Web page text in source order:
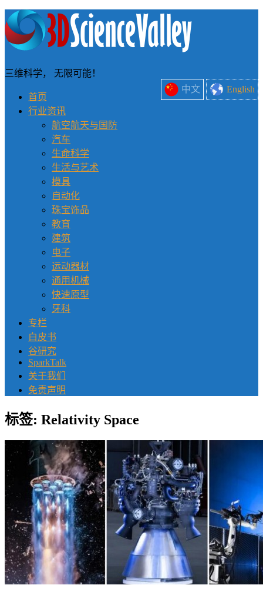
中文 English
三维科学， 无限可能！
首页
行业资讯
航空航天与国防
汽车
生命科学
生活与艺术
模具
自动化
珠宝饰品
教育
建筑
电子
运动器材
通用机械
快速原型
牙科
专栏
白皮书
谷研究
SparkTalk
关于我们
免责声明
标签: Relativity Space